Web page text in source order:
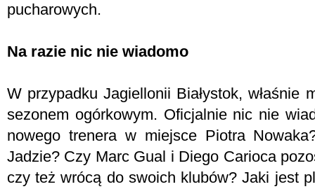
pucharowych.
Na razie nic nie wiadomo
W przypadku Jagiellonii Białystok, właśnie
sezonem ogórkowym. Oficjalnie nic nie
nowego trenera w miejsce Piotra
Jadzie? Czy Marc Gual i Diego Carioca
czy też wrócą do swoich klubów? Jaki jest